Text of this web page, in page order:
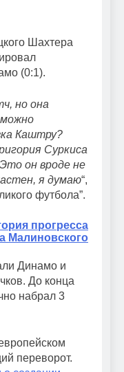
Шахтера
(0:1).
но она
Каштру?
Суркиса
он вроде не
я думаю“,
футбола”.
прогресса
Малиновского
Динамо и
До конца
набрал 3
переворот.